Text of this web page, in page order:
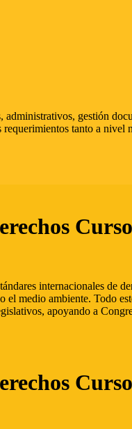
gestión
tanto a nivel
internacionales de
medio ambiente. Todo
apoyando a